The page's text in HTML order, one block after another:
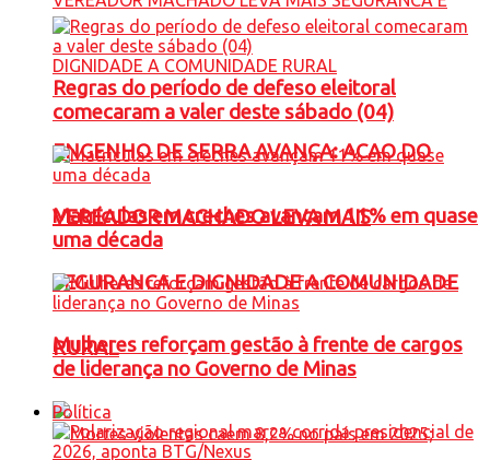
ENGENHO DE SERRA AVANÇA: ACAO DO
VEREADOR MACHADO LEVA MAIS
SEGURANCA E DIGNIDADE A COMUNIDADE
RURAL
Regras do período de defeso eleitoral
comecaram a valer deste sábado (04)
Matrículas em creches avançam 11% em quase
uma década
Mulheres reforçam gestão à frente de cargos
de liderança no Governo de Minas
Política